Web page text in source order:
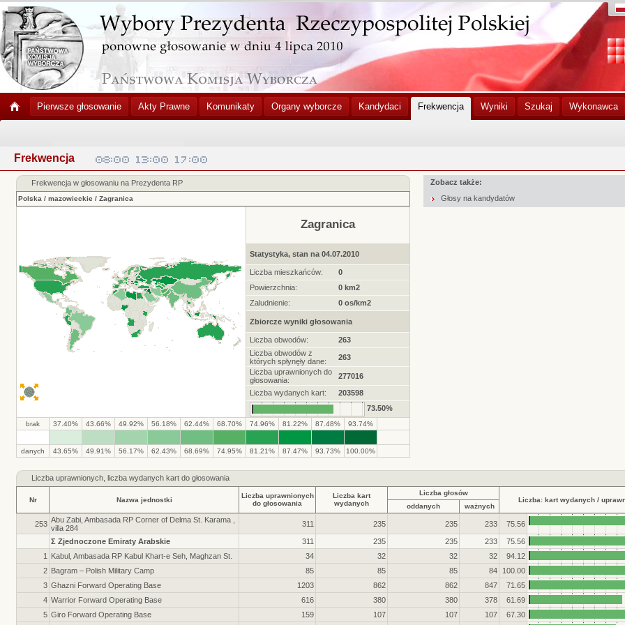
Pierwsze głosowanie Akty Prawne Komunikaty Organy wyborcze Kandydaci Frekwencja Wyniki Szukaj Wykonawca
Frekwencja
Frekwencja w głosowaniu na Prezydenta RP
Polska / mazowieckie / Zagranica
Zagranica
Statystyka, stan na 04.07.2010
Liczba mieszkańców:
0
Powierzchnia:
0 km2
Zaludnienie:
0 os/km2
Zbiorcze wyniki głosowania
Liczba obwodów:
263
Liczba obwodów z
których spłynęły dane:
263
Liczba uprawnionych do
głosowania:
277016
Liczba wydanych kart:
203598
73.50%
brak 37.40% 43.66% 49.92% 56.18% 62.44% 68.70% 74.96% 81.22% 87.48% 93.74%
danych 43.65% 49.91% 56.17% 62.43% 68.69% 74.95% 81.21% 87.47% 93.73% 100.00%
Zobacz także:
Głosy na kandydatów
Liczba uprawnionych, liczba wydanych kart do głosowania
Nr Nazwa jednostki
Liczba uprawnionych
do głosowania
Liczba kart
wydanych
Liczba głosów
Liczba: kart wydanych /
oddanych
ważnych
253 Abu Zabi, Ambasada RP Corner of Delma St. Karama ,
villa 284
311 235 235 233 75.56
Σ Zjednoczone Emiraty Arabskie 311 235 235 233
75.56
1
Kabul, Ambasada RP Kabul Khart-e Seh, Maghzan St. 34 32 32 32
94.12
2 Bagram – Polish Military Camp 85 85 85 84
100.00
3 Ghazni Forward Operating Base 1203 862 862 847
71.65
4 Warrior Forward Operating Base 616 380 380 378
61.69
5 Giro Forward Operating Base 159 107 107 107
67.30